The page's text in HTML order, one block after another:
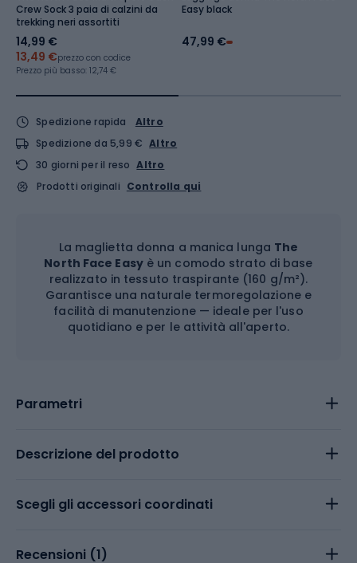
Crew Sock 3 paia di calzini da
trekking neri assortiti
14,99 €
13,49 €prezzo con codice
Prezzo più basso: 12,74 €
Easy black
47,99 €
Spedizione rapida
Altro
Spedizione da 5,99 € Altro
30 giorni per il reso Altro
Prodotti originali Controlla qui
La maglietta donna a manica lunga The
North Face Easyè un comodo strato di base
realizzato in tessuto traspirante (160 g/m²).
Garantisce una naturale termoregolazione e
facilità di manutenzione — ideale per l'uso
quotidiano e per le attività all'aperto.
Parametri
Descrizione del prodotto
Scegli gli accessori coordinati
Recensioni (1)